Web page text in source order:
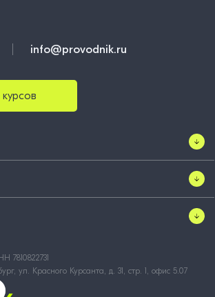
info@provodnik.ru
7810822731
ул. Красного Курсанта, д. 31, стр. 1, офис 5.07